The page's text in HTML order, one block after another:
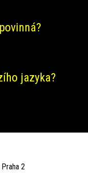
jazyka?
2